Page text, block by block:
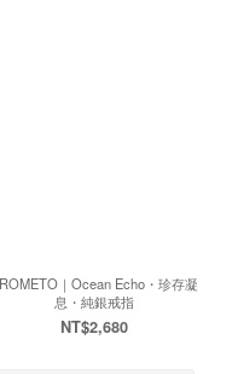
｜Ocean Echo・珍存凝
息・純銀戒指
NT$2,680